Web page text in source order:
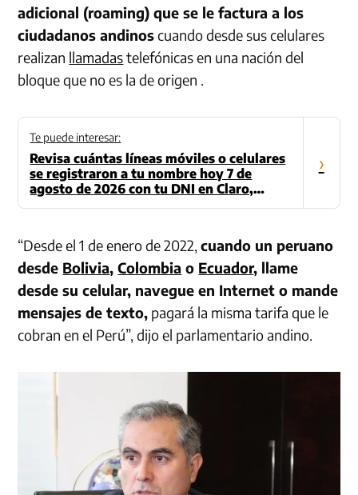
adicional (roaming) que se le factura a los
ciudadanos andinoscuando desde sus celulares
realizan llamadastelefónicas en una nación del
bloque que no es la de origen .
Te puede interesar:
Revisa cuántas líneas móviles o celulares
se registraron a tu nombre hoy 7 de
agosto de 2026 con tu DNI en Claro,
›
“Desde el 1 de enero de 2022,cuando un peruano
desde Bolivia,Colombia o Ecuador, llame
desde su celular, navegue en Internet o mande
mensajes de texto, pagará la misma tarifa que le
cobran en el Perú”, dijo el parlamentario andino.